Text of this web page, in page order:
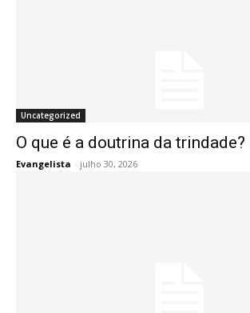
Uncategorized
O que é a doutrina da trindade?
Evangelista - julho 30, 2026